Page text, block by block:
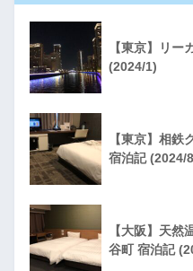
【東京】リー
(2024/1)
【東京】相鉄
宿泊記 (2024/
【大阪】天然
谷町 宿泊記